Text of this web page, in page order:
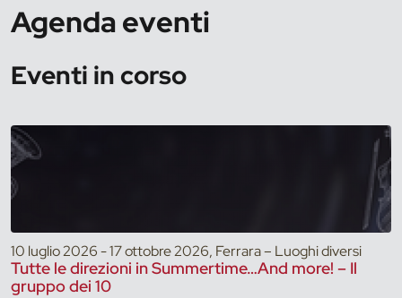
Agenda eventi
Eventi in corso
10 luglio 2026 - 17 ottobre 2026, Ferrara – Luoghi diversi
Tutte le direzioni in Summertime…And more! – Il
gruppo dei 10